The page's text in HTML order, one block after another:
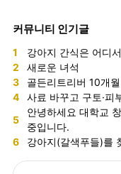
커뮤니티 인기글
1 강아지 간식은 어디
2 새로운 녀석
3 골든리트리버 10개
4 사료 바꾸고 구토·피
5
안녕하세요 대학교
중입니다.
6 강아지(갈색푸들)를